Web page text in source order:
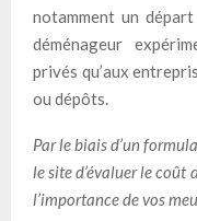
notamment un
déménageur
privés qu’aux
ou dépôts.
Par le biais d’un
le site d’évaluer le coût
l’importance de vos